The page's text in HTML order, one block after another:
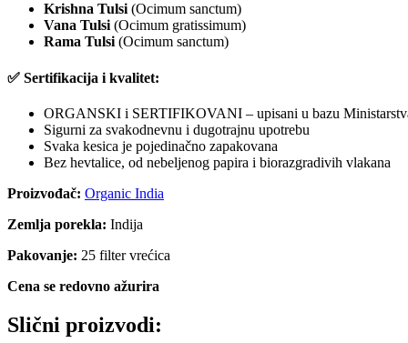
Krishna Tulsi (Ocimum sanctum)
Vana Tulsi (Ocimum gratissimum)
Rama Tulsi (Ocimum sanctum)
✅ Sertifikacija i kvalitet:
ORGANSKI i SERTIFIKOVANI – upisani u bazu
Sigurni za svakodnevnu i dugotrajnu upotrebu
Svaka kesica je pojedinačno zapakovana
Bez hevtalice, od nebeljenog papira i biorazgradivih vlakana
Proizvođač: Organic India
Zemlja porekla: Indija
Pakovanje: 25 filter vrećica
Cena se redovno ažurira
Slični proizvodi: